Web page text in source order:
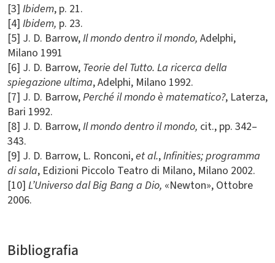
[3] Ibidem, p. 21.
[4] Ibidem, p. 23.
[5] J. D. Barrow,Il mondo dentro il mondo, Adelphi,
Milano 1991
[6] J. D. Barrow, Teorie del Tutto. La ricerca della
spiegazione ultima, Adelphi, Milano 1992.
[7] J. D. Barrow,Perché il mondo è matematico?, Laterza,
Bari 1992.
[8] J. D. Barrow,Il mondo dentro il mondo, cit., pp. 342–
343.
[9] J. D. Barrow, L. Ronconi,et al.,Infinities; programma
di sala, Edizioni Piccolo Teatro di Milano, Milano 2002.
[10] L’Universo dal Big Bang a Dio, «Newton», Ottobre
2006.
Bibliografia